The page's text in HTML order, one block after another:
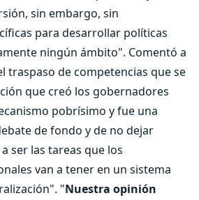
sin embargo, sin
para desarrollar políticas
ningún ámbito". Comentó a
traspaso de competencias que se
que creó los gobernadores
pobrísimo y fue una
de fondo y de no dejar
ser las tareas que los
van a tener en un sistema
"Nuestra opinión